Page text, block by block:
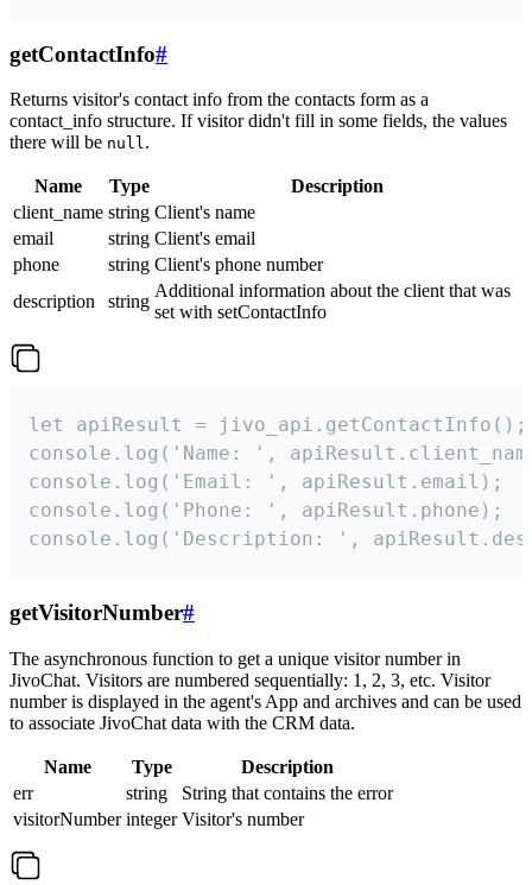
getContactInfo#
Returns visitor's contact info from the contacts form as a
contact_info structure. If visitor didn't fill in some fields, the values
there will be null.
Name Type
Description
client_name string Client's name
email
string Client's email
phone
string Client's phone number
description
string
Additional information about the client that was
set with setContactInfo
let apiResult = jivo_api.getContactInfo();
console.log('Name: ',
console.log('Email: ', apiResult.email);
console.log('Phone: ', apiResult.phone);
console.log('Description: ',
getVisitorNumber#
The asynchronous function to get a unique visitor number in
JivoChat. Visitors are numbered sequentially: 1, 2, 3, etc. Visitor
number is displayed in the agent's App and archives and can be used
to associate JivoChat data with the CRM data.
Name Type
Description
err
string
String that contains the error
visitorNumber integer Visitor's number